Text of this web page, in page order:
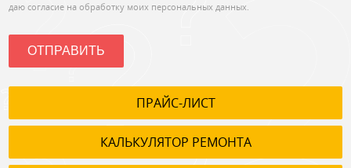
даю согласие на обработку моих персональных данных.
ОТПРАВИТЬ
ПРАЙС-ЛИСТ
КАЛЬКУЛЯТОР РЕМОНТА